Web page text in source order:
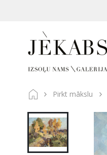
Pirkt mākslu